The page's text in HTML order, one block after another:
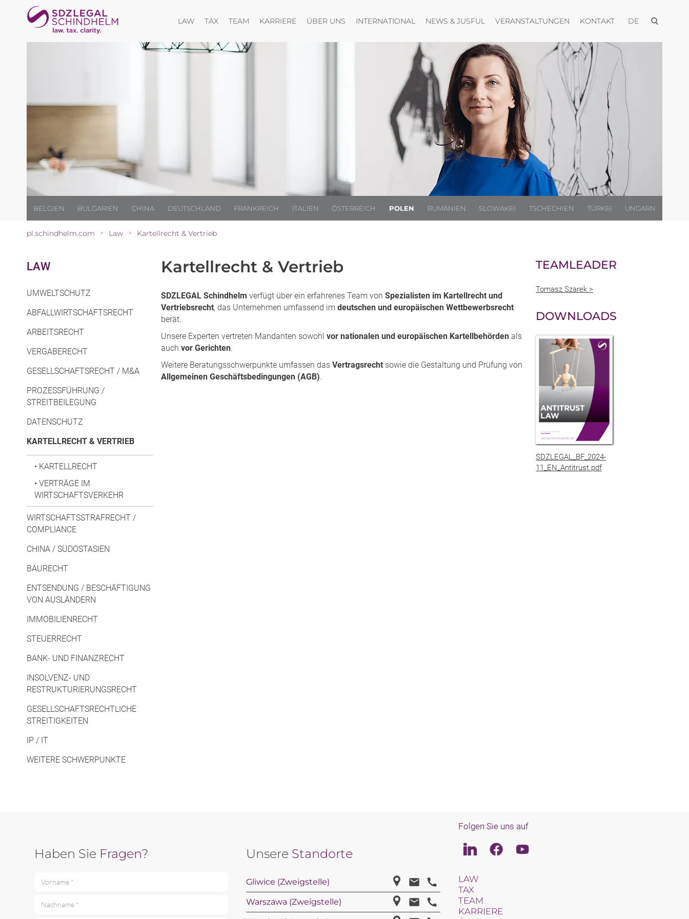
LAWMenü öffnen
TAXMenü öffnen
TEAM KARRIEREMenü öffnen
ÜBER UNS Menü öffnen
INTERNATIONAL Menü öffnen
NEWS & JUSFUL Menü öffnen
VERANSTALTUNGEN Menü öffnen
KONTAKTMenü öffnen
DE Menü öffnen
BELGIEN BULGARIEN CHINA DEUTSCHLAND FRANKREICH ITALIEN ÖSTERREICH POLEN RUMÄNIEN SLOWAKEI TSCHECHIEN TÜRKEI UNGARN
pl.schindhelm.com > Law > Kartellrecht & Vertrieb
LAW
UMWELTSCHUTZ
ABFALLWIRTSCHAFTSRECHT
ARBEITSRECHT
VERGABERECHT
GESELLSCHAFTSRECHT / M&A
PROZESSFÜHRUNG /
STREITBEILEGUNG
DATENSCHUTZ
KARTELLRECHT & VERTRIEB
• KARTELLRECHT
• VERTRÄGE IM
WIRTSCHAFTSVERKEHR
WIRTSCHAFTSSTRAFRECHT /
COMPLIANCE
CHINA / SÜDOSTASIEN
BAURECHT
ENTSENDUNG / BESCHÄFTIGUNG
VON AUSLÄNDERN
IMMOBILIENRECHT
STEUERRECHT
BANK- UND FINANZRECHT
INSOLVENZ- UND
RESTRUKTURIERUNGSRECHT
GESELLSCHAFTSRECHTLICHE
STREITIGKEITEN
IP / IT
WEITERE SCHWERPUNKTE
Kartellrecht & Vertrieb
SDZLEGAL Schindhelm verfügt über ein erfahrenes Team von Spezialisten im Kartellrecht und
Vertriebsrecht, das Unternehmen umfassend im deutschen und europäischen Wettbewerbsrecht
berät.
Unsere Experten vertreten Mandanten sowohl vor nationalen und europäischen Kartellbehördenals
auch vor Gerichten.
Weitere Beratungsschwerpunkte umfassen das Vertragsrechtsowie die Gestaltung und Prüfung von
Allgemeinen Geschäftsbedingungen (AGB).
TEAMLEADER
Tomasz Szarek >
DOWNLOADS
SDZLEGAL_BF_2024-
11_EN_Antitrust.pdf
Haben Sie Fragen?
Vorname *
Nachname *
Unsere Standorte
Gliwice (Zweigstelle)
Warszawa (Zweigstelle)
Folgen Sie uns auf
LinkedinFacebookYoutube
LAW
TAX
TEAM
KARRIERE